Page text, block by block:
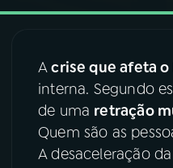
05PODCASTS
06VIDEOCASTS
Acrise que afeta o
interna. Segundo
de uma retração
Quem são as
A desaceleração